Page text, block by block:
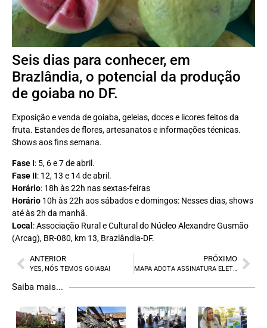
Seis dias para conhecer, em
Brazlândia, o potencial da produção
de goiaba no DF.
Exposição e venda de goiaba, geleias, doces e licores feitos da
fruta. Estandes de flores, artesanatos e informações técnicas.
Shows aos fins semana.
Fase I: 5, 6 e 7 de abril.
Fase II: 12, 13 e 14 de abril.
Horário: 18h às 22h nas sextas-feiras
Horário 10h às 22h aos sábados e domingos: Nesses dias, shows
até às 2h da manhã.
Local : Associação Rural e Cultural do Núcleo Alexandre Gusmão
(Arcag), BR-080, km 13, Brazlândia-DF.
ANTERIOR
YES, NÓS TEMOS GOIABA!
PRÓXIMO
MAPA ADOTA ASSINATURA ELETRÔNICA
Saiba mais...